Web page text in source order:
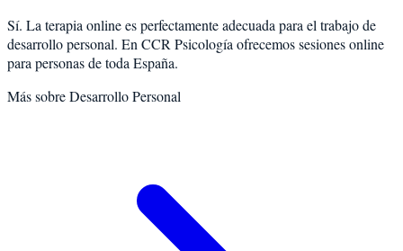
Sí. La terapia online es perfectamente adecuada para el trabajo de
desarrollo personal. En CCR Psicología ofrecemos sesiones online
para personas de toda España.
Más sobreDesarrollo Personal